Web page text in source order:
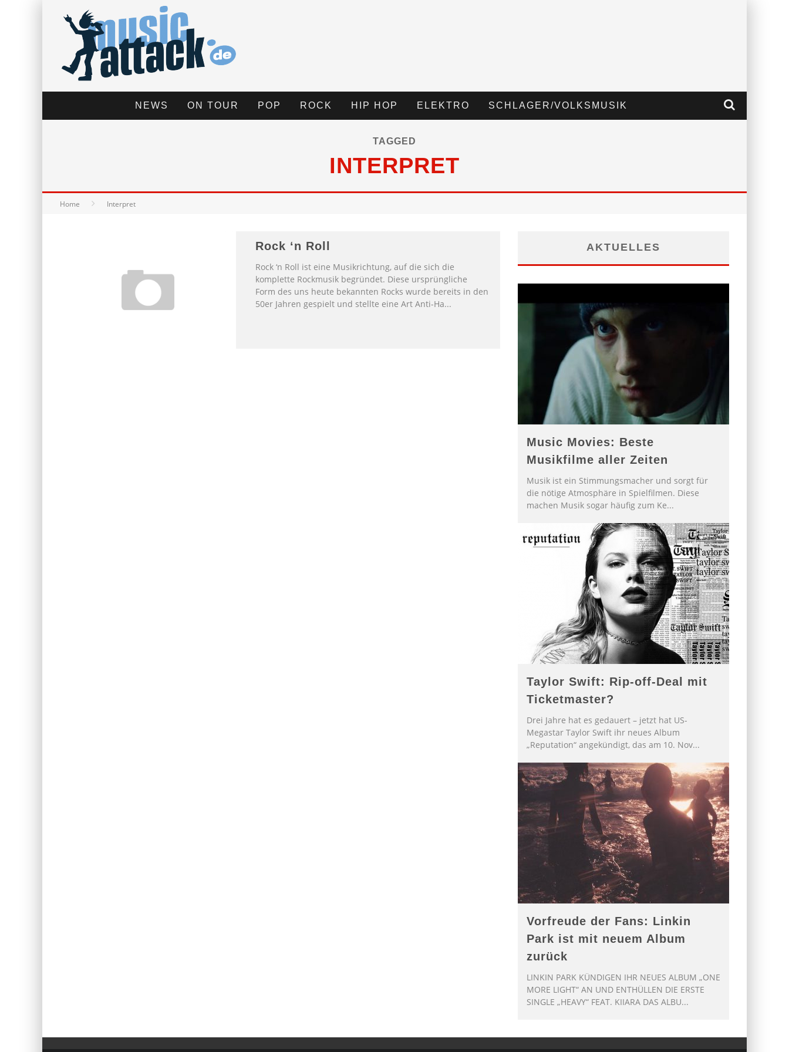
NEWS ON TOUR POP ROCK HIP HOP ELEKTRO SCHLAGER/VOLKSMUSIK
TAGGED
INTERPRET
Home Interpret
Rock ‘n Roll
Rock ‘n Roll ist eine Musikrichtung, auf die sich die
komplette Rockmusik begründet. Diese ursprüngliche
Form des uns heute bekannten Rocks wurde bereits in den
50er Jahren gespielt und stellte eine Art Anti-Ha...
AKTUELLES
Music Movies: Beste
Musikfilme aller Zeiten
Musik ist ein Stimmungsmacher und sorgt für
die nötige Atmosphäre in Spielfilmen. Diese
machen Musik sogar häufig zum Ke...
Taylor Swift: Rip-off-Deal mit
Ticketmaster?
Drei Jahre hat es gedauert – jetzt hat US-
Megastar Taylor Swift ihr neues Album
„Reputation“ angekündigt, das am 10. Nov...
Vorfreude der Fans: Linkin
Park ist mit neuem Album
zurück
LINKIN PARK KÜNDIGEN IHR NEUES ALBUM „ONE
MORE LIGHT“ AN UND ENTHÜLLEN DIE ERSTE
SINGLE „HEAVY“ FEAT. KIIARA DAS ALBU...